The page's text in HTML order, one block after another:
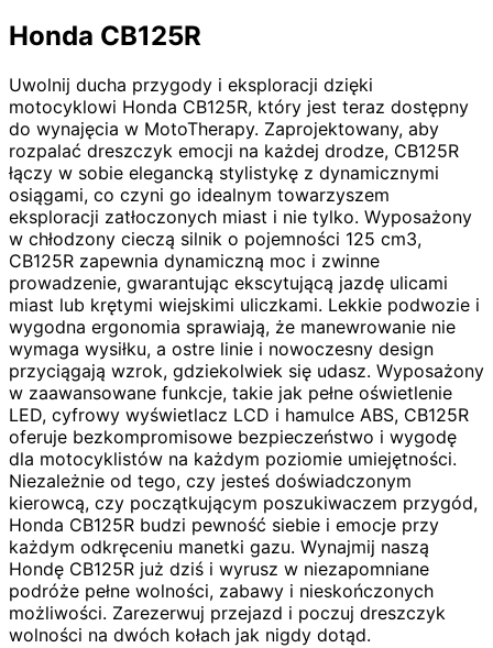
Honda CB125R
Uwolnij ducha przygody i eksploracji dzięki
motocyklowi Honda CB125R, który jest teraz dostępny
do wynajęcia w MotoTherapy. Zaprojektowany, aby
rozpalać dreszczyk emocji na każdej drodze, CB125R
łączy w sobie elegancką stylistykę z dynamicznymi
osiągami, co czyni go idealnym towarzyszem
eksploracji zatłoczonych miast i nie tylko. Wyposażony
w chłodzony cieczą silnik o pojemności 125 cm3,
CB125R zapewnia dynamiczną moc i zwinne
prowadzenie, gwarantując ekscytującą jazdę ulicami
miast lub krętymi wiejskimi uliczkami. Lekkie podwozie i
wygodna ergonomia sprawiają, że manewrowanie nie
wymaga wysiłku, a ostre linie i nowoczesny design
przyciągają wzrok, gdziekolwiek się udasz. Wyposażony
w zaawansowane funkcje, takie jak pełne oświetlenie
LED, cyfrowy wyświetlacz LCD i hamulce ABS, CB125R
oferuje bezkompromisowe bezpieczeństwo i wygodę
dla motocyklistów na każdym poziomie umiejętności.
Niezależnie od tego, czy jesteś doświadczonym
kierowcą, czy początkującym poszukiwaczem przygód,
Honda CB125R budzi pewność siebie i emocje przy
każdym odkręceniu manetki gazu. Wynajmij naszą
Hondę CB125R już dziś i wyrusz w niezapomniane
podróże pełne wolności, zabawy i nieskończonych
możliwości. Zarezerwuj przejazd i poczuj dreszczyk
wolności na dwóch kołach jak nigdy dotąd.